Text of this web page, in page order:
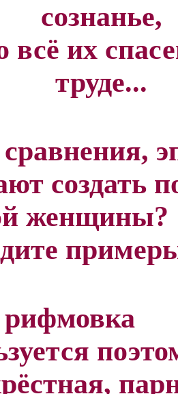
сознанье,
всё их
труде...
создать
женщины?